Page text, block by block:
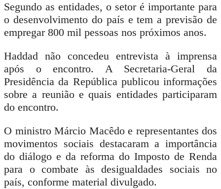
Segundo as entidades, o setor é importante para
o desenvolvimento do país e tem a previsão de
empregar 800 mil pessoas nos próximos anos.
Haddad não concedeu entrevista à imprensa
após o encontro. A Secretaria-Geral da
Presidência da República publicou informações
sobre a reunião e quais entidades participaram
do encontro.
O ministro Márcio Macêdo e representantes dos
movimentos sociais destacaram a importância
do diálogo e da reforma do Imposto de Renda
para o combate às desigualdades sociais no
país, conforme material divulgado.